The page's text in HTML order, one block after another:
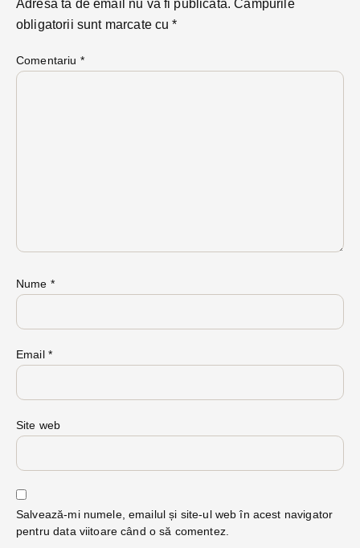
Adresa ta de email nu va fi publicată. Câmpurile
obligatorii sunt marcate cu*
Comentariu *
Nume *
Email *
Site web
Salvează-mi numele, emailul și site-ul web în acest navigator
pentru data viitoare când o să comentez.